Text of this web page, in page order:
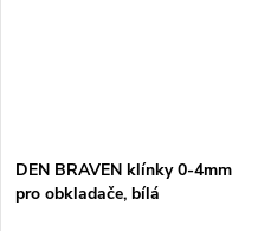
DEN BRAVEN klínky 0-4mm
pro obkladače, bílá